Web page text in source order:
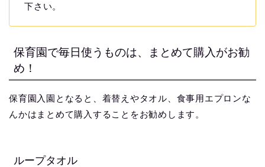
下さい。
保育園で毎日使うものは、まとめて購入がお勧
め！
保育園入園となると、着替えやタオル、食事用エプロンな
んかはまとめて購入することをお勧めします。
ループタオル